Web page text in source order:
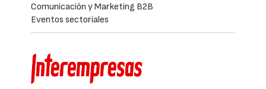
Comunicación y Marketing B2B
Eventos sectoriales